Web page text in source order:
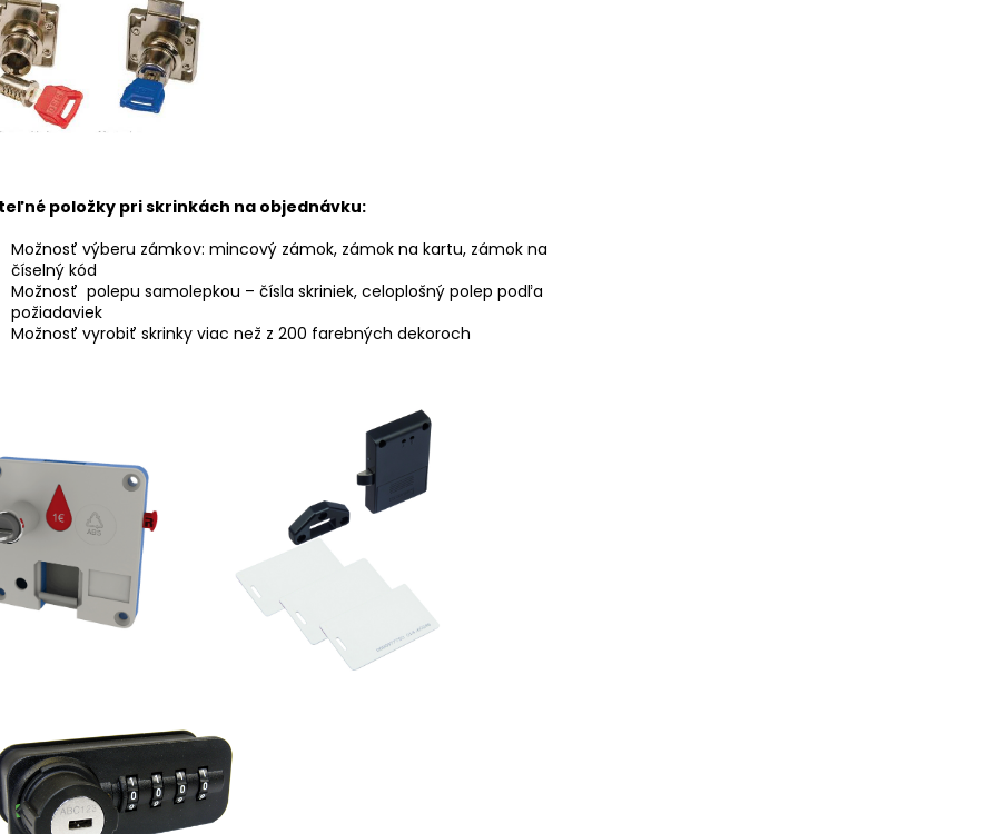
položky pri skrinkách na objednávku:
Možnosť výberu zámkov: mincový zámok, zámok na kartu, zámok na
číselný kód
Možnosť polepu samolepkou – čísla skriniek, celoplošný polep podľa
požiadaviek
Možnosť vyrobiť skrinky viac než z 200 farebných dekoroch